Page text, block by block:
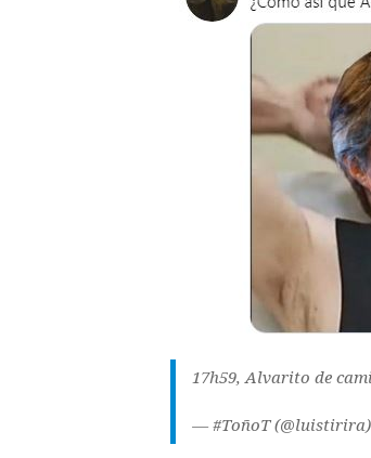
17h59, Alvarito de
— #ToñoT (@luistirira)